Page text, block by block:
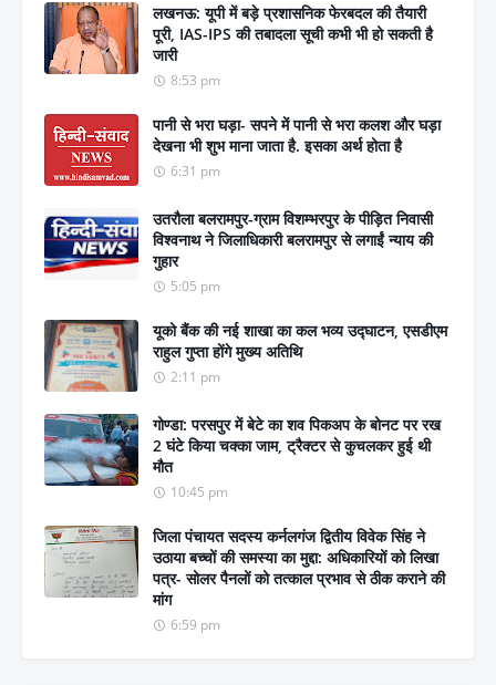
लखनऊ: यूपी में बड़े प्रशासनिक फेरबदल की तैयारी
पूरी, IAS-IPS की तबादला सूची कभी भी हो सकती है
जारी
8:53 pm
पानी से भरा घड़ा- सपने में पानी से भरा कलश और घड़ा
देखना भी शुभ माना जाता है. इसका अर्थ होता है
6:31 pm
उतरौला बलरामपुर-ग्राम विशम्भरपुर के पीड़ित निवासी
विश्वनाथ ने जिलाधिकारी बलरामपुर से लगाईं न्याय की
गुहार
5:05 pm
यूको बैंक की नई शाखा का कल भव्य उद्घाटन, एसडीएम
राहुल गुप्ता होंगे मुख्य अतिथि
2:11 pm
गोण्डा: परसपुर में बेटे का शव पिकअप के बोनट पर रख
2 घंटे किया चक्का जाम, ट्रैक्टर से कुचलकर हुई थी
मौत
10:45 pm
जिला पंचायत सदस्य कर्नलगंज द्वितीय विवेक सिंह ने
उठाया बच्चों की समस्या का मुद्दा: अधिकारियों को लिखा
पत्र- सोलर पैनलों को तत्काल प्रभाव से ठीक कराने की
मांग
6:59 pm